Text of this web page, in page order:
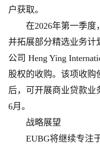
户获取。
在2026年第一季度
并拓展部分精选业务
公司 Heng Ying
股权的收购。该项收
后，可开展商业贷款业
6月。
战略展望
EUBG将继续专注于